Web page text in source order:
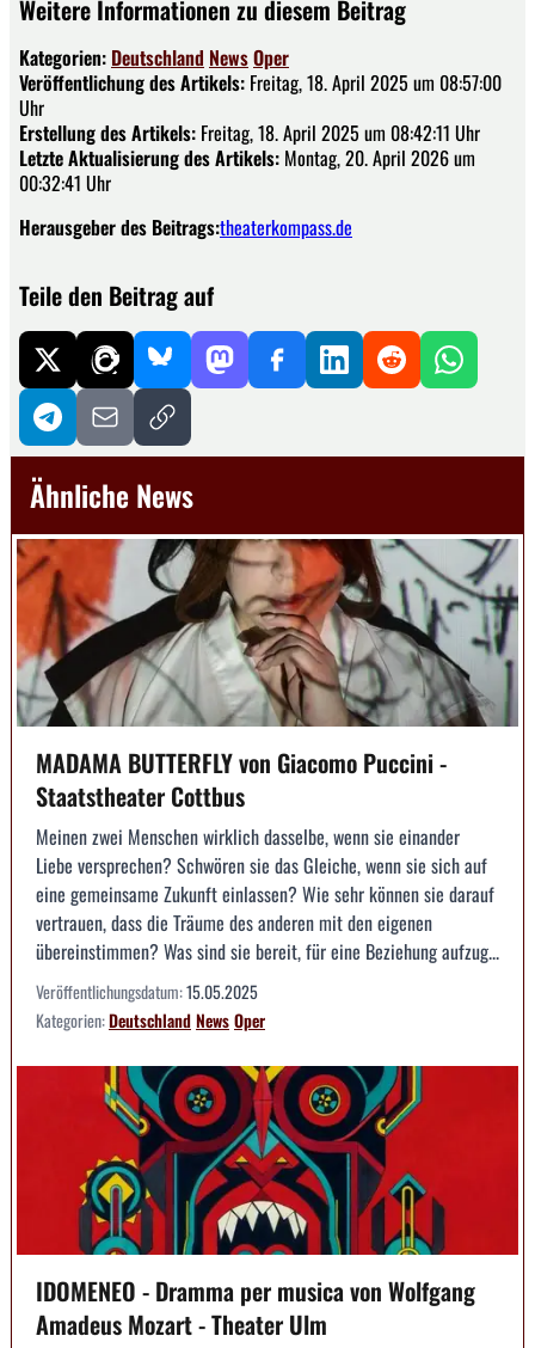
Weitere Informationen zu diesem Beitrag
Kategorien: Deutschland NewsOper
Veröffentlichung des Artikels: Freitag, 18. April 2025 um 08:57:00
Uhr
Erstellung des Artikels: Freitag, 18. April 2025 um 08:42:11 Uhr
Letzte Aktualisierung des Artikels: Montag, 20. April 2026 um
00:32:41 Uhr
Herausgeber des Beitrags:theaterkompass.de
Teile den Beitrag auf
Ähnliche News
MADAMA BUTTERFLY von Giacomo Puccini -
Staatstheater Cottbus
Meinen zwei Menschen wirklich dasselbe, wenn sie einander
Liebe versprechen? Schwören sie das Gleiche, wenn sie sich auf
eine gemeinsame Zukunft einlassen? Wie sehr können sie darauf
vertrauen, dass die Träume des anderen mit den eigenen
übereinstimmen? Was sind sie bereit, für eine Beziehung aufzug...
Veröffentlichungsdatum:15.05.2025
Kategorien:DeutschlandNewsOper
IDOMENEO - Dramma per musica von Wolfgang
Amadeus Mozart - Theater Ulm